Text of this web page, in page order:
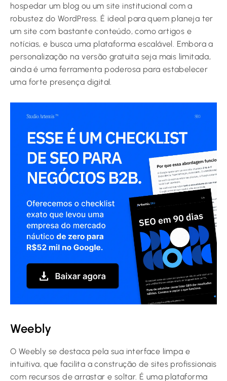
hospedar um blog ou um site institucional com a
robustez do WordPress. É ideal para quem planeja ter
um site com bastante conteúdo, como artigos e
notícias, e busca uma plataforma escalável. Embora a
personalização na versão gratuita seja mais limitada,
ainda é uma ferramenta poderosa para estabelecer
uma forte presença digital.
Weebly
O Weebly se destaca pela sua interface limpa e
intuitiva, que facilita a construção de sites profissionais
com recursos de arrastar e soltar. É uma plataforma